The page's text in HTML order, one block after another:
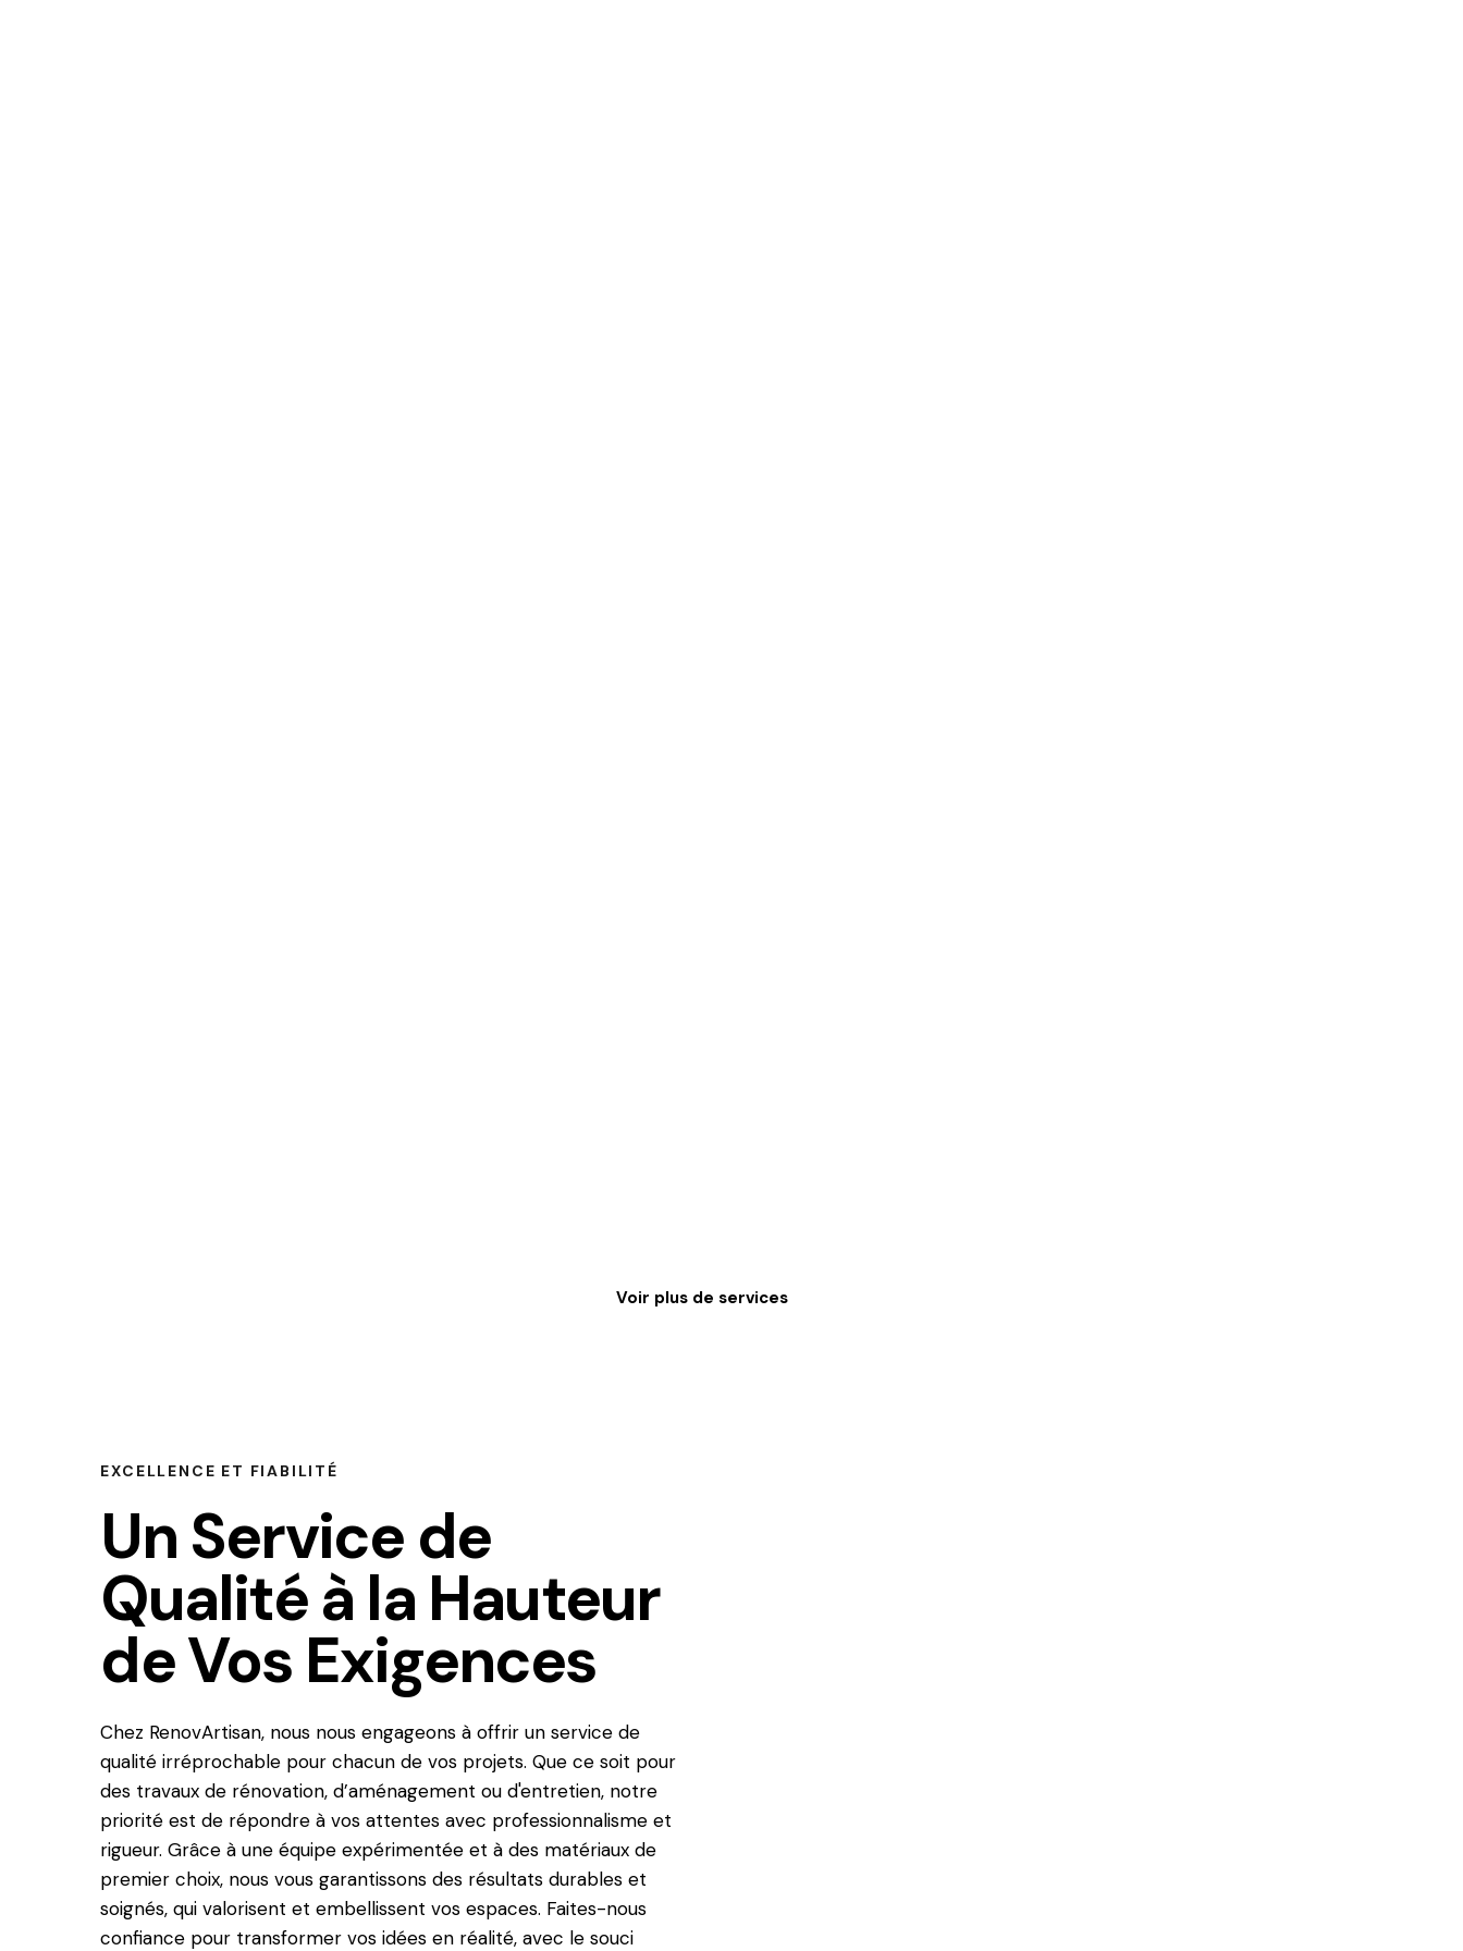
Voir plus de services
EXCELLENCE ET FIABILITÉ
Un Service de
Qualité à la Hauteur
de Vos Exigences
Chez RenovArtisan, nous nous engageons à offrir un service de
qualité irréprochable pour chacun de vos projets. Que ce soit pour
des travaux de rénovation, d’aménagement ou d'entretien, notre
priorité est de répondre à vos attentes avec professionnalisme et
rigueur. Grâce à une équipe expérimentée et à des matériaux de
premier choix, nous vous garantissons des résultats durables et
soignés, qui valorisent et embellissent vos espaces. Faites-nous
confiance pour transformer vos idées en réalité, avec le souci